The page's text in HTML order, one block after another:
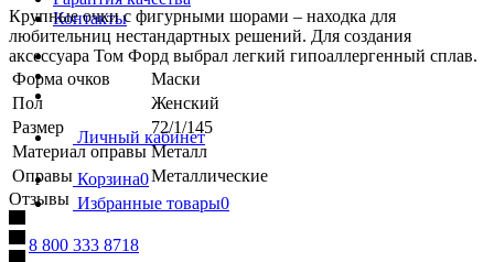
Контакты
Личный кабинет
Корзина0
Избранные товары0
8 800 333 8718
Крупные очки с фигурными шорами – находка для
любительниц нестандартных решений. Для создания
аксессуара Том Форд выбрал легкий гипоаллергенный сплав.
Форма очков
Маски
Пол
Женский
Размер
72/1/145
Материал оправы Металл
Оправы
Металлические
Отзывы